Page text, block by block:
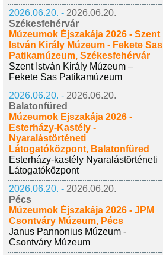
2026.06.20. - 2026.06.20.
Székesfehérvár
Múzeumok Éjszakája 2026 - Szent
István Király Múzeum - Fekete Sas
Patikamúzeum, Székesfehérvár
Szent István Király Múzeum –
Fekete Sas Patikamúzeum
2026.06.20. - 2026.06.20.
Balatonfüred
Múzeumok Éjszakája 2026 -
Esterházy-Kastély -
Nyaralástörténeti
Látogatóközpont, Balatonfüred
Esterházy-kastély Nyaralástörténeti
Látogatóközpont
2026.06.20. - 2026.06.20.
Pécs
Múzeumok Éjszakája 2026 - JPM
Csontváry Múzeum, Pécs
Janus Pannonius Múzeum -
Csontváry Múzeum